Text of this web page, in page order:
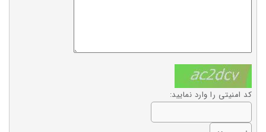
کد امنیتی را وارد نمایید: